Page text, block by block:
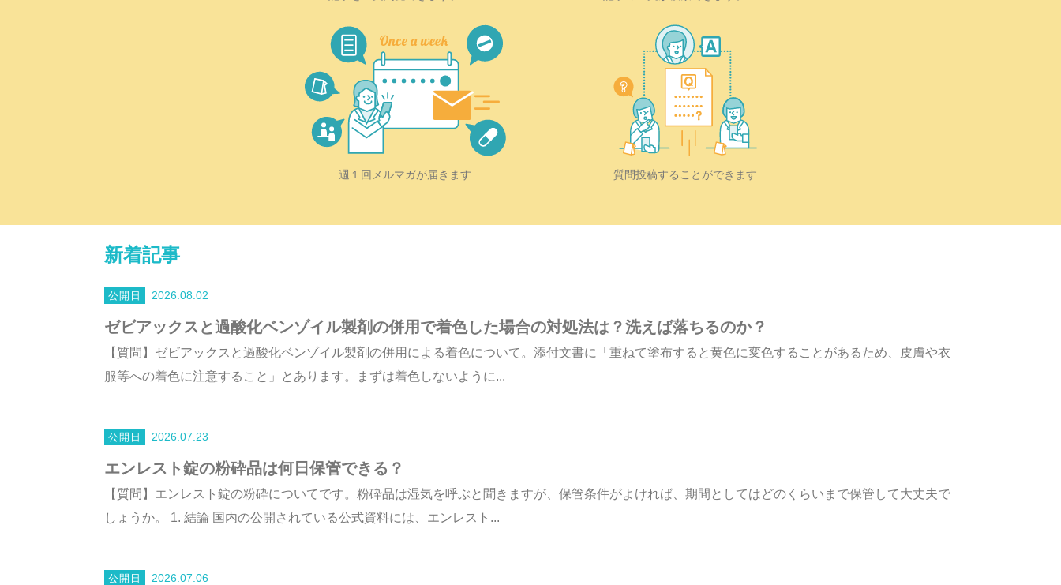
週１回メルマガが届きます 質問投稿することができます
新着記事
2026.08.02
ゼビアックスと過酸化ベンゾイル製剤の併用で着色した場合の対処法は？洗えば落ちるのか？
【質問】ゼビアックスと過酸化ベンゾイル製剤の併用による着色について。添付文書に「重ねて塗布すると黄色に変色することがあるため、皮膚や衣
服等への着色に注意すること」とあります。まずは着色しないように...
2026.07.23
エンレスト錠の粉砕品は何日保管できる？
【質問】エンレスト錠の粉砕についてです。粉砕品は湿気を呼ぶと聞きますが、保管条件がよければ、期間としてはどのくらいまで保管して大丈夫で
しょうか。 1. 結論 国内の公開されている公式資料には、エンレスト...
2026.07.06